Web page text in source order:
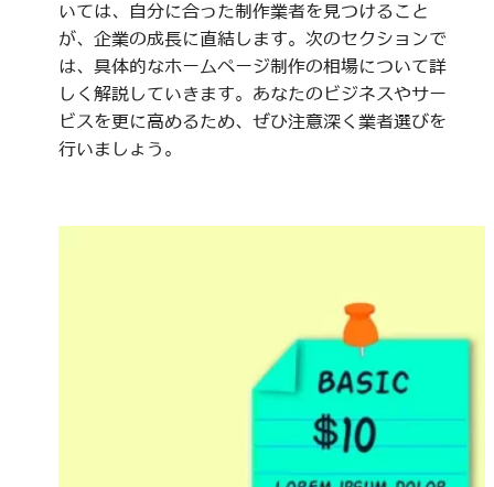
いては、自分に合った制作業者を見つけること
が、企業の成長に直結します。次のセクションで
は、具体的なホームページ制作の相場について詳
しく解説していきます。あなたのビジネスやサー
ビスを更に高めるため、ぜひ注意深く業者選びを
行いましょう。